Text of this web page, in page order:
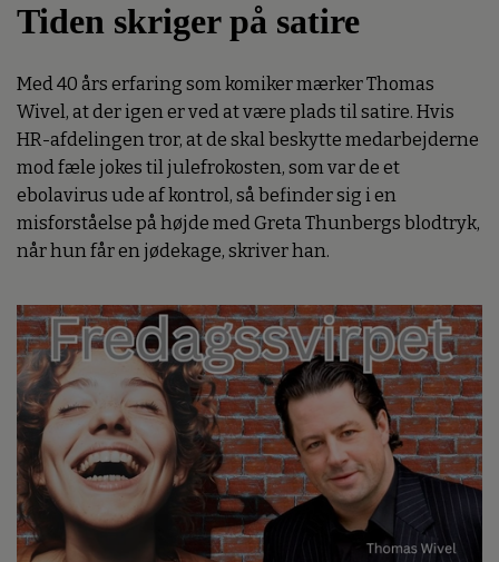
Tiden skriger på satire
Med 40 års erfaring som komiker mærker Thomas
Wivel, at der igen er ved at være plads til satire. Hvis
HR-afdelingen tror, at de skal beskytte medarbejderne
mod fæle jokes til julefrokosten, som var de et
ebolavirus ude af kontrol, så befinder sig i en
misforståelse på højde med Greta Thunbergs blodtryk,
når hun får en jødekage, skriver han.